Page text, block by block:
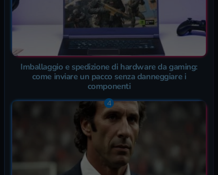
Imballaggio e spedizione di hardware da gaming:
come inviare un pacco senza danneggiare i
componenti